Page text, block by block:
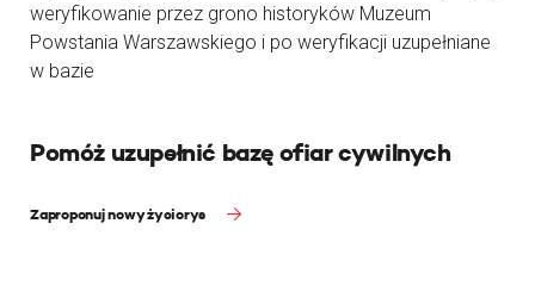
weryfikowanie przez grono historyków Muzeum
Powstania Warszawskiego i po weryfikacji uzupełniane
w bazie
Pomóż uzupełnić bazę ofiar cywilnych
Zaproponuj nowy życiorys